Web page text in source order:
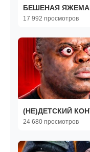
БЕШЕНАЯ
17 992 просмотров
(НЕ)ДЕТСКИЙ
24 680 просмотров